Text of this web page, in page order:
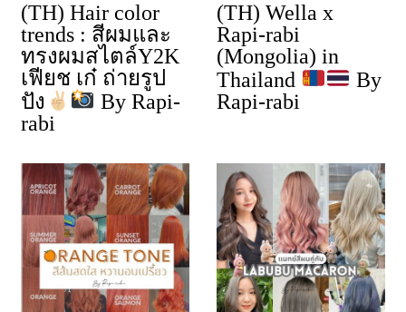
(TH) Hair color
trends : สีผมและ
ทรงผมสไตล์Y2K
เฟียช เก๋ ถ่ายรูป
ปัง
By Rapi-
rabi
(TH) Wella x
Rapi-rabi
(Mongolia) in
Thailand
By
Rapi-rabi